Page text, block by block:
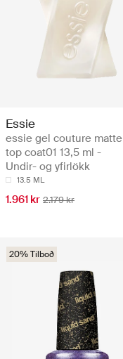
Essie
essie gel couture matte
top coat01 13,5 ml -
Undir- og yfirlökk
13.5 ML
1.961 kr 2.179 kr
20% Tilboð